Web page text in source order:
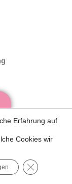
Erfahrung auf
Cookies wir
GDPR